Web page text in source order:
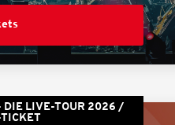
DIE LIVE-TOUR 2026 /